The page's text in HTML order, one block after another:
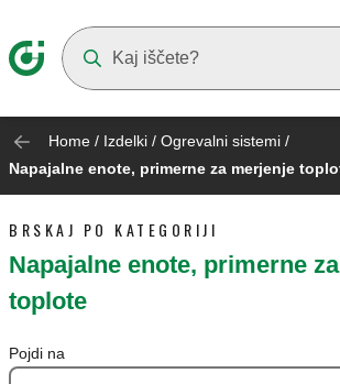
Home / Izdelki / Ogrevalni sistemi /
Napajalne enote, primerne za merjenje
BRSKAJ PO KATEGORIJI
Napajalne enote, primerne
toplote
Pojdi na